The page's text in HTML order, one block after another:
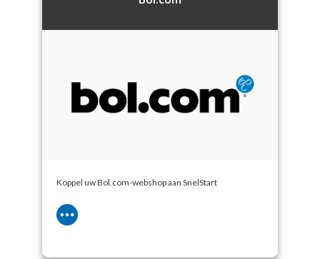
Koppel uw Bol.com-webshop aan SnelStart